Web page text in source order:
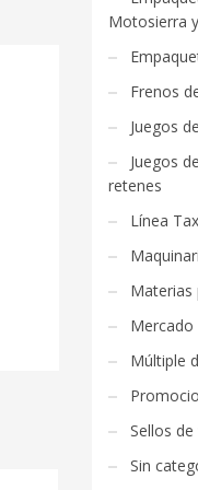
Motosierra
Frenos
Juegos
Juegos
retenes
Línea
Materias
Mercado
Múltiple
Sellos de
Sin